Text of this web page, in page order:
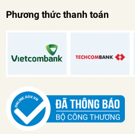
Phương thức thanh toán
0₫
undefined